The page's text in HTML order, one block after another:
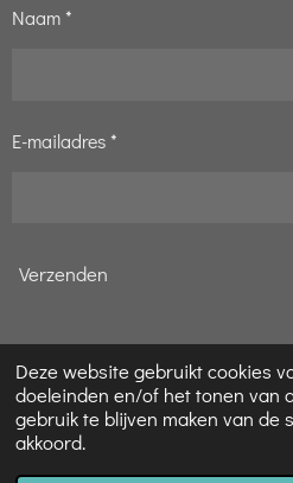
Deze website gebruikt cookies
doeleinden en/of het tonen van
gebruik te blijven maken van de
akkoord.
Naam *
E-mailadres *
Verzenden
© 2020 - 2026 Pauline's
Powered byJouwWeb